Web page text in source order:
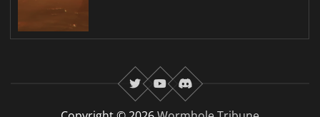
twitteryoutubeDiscord